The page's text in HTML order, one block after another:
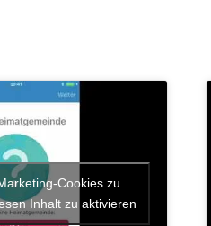
Cookies zu
Inhalt zu aktivieren